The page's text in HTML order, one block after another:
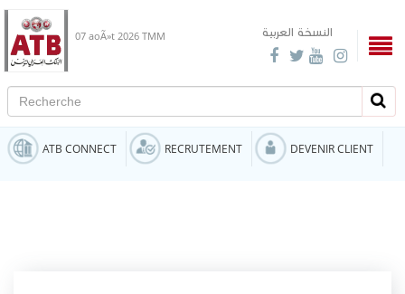
النسخة العربية 07 aoÃ»t 2026 TMM
Recherche
ATB CONNECT RECRUTEMENT DEVENIR CLIENT